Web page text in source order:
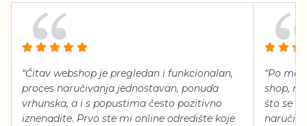
“Čitav webshop je pregledan i funkcionalan,
proces naručivanja jednostavan, ponuda
vrhunska, a i s popustima često pozitivno
iznenadite. Prvo ste mi online odredište koje
“Po
shop,
što se
naručiti,